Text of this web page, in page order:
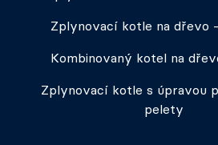
Zplynovací kotle na dřevo
Kombinovaný kotel na
Zplynovací kotle s úpravou
pelety